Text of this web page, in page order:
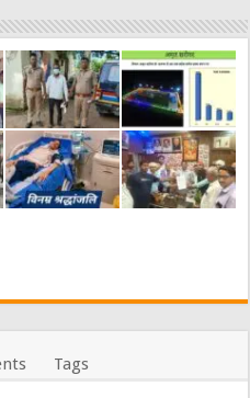
Tags